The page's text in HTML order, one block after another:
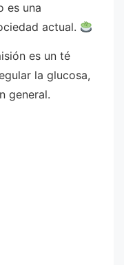
es una
actual.
es un té
la glucosa,
general.